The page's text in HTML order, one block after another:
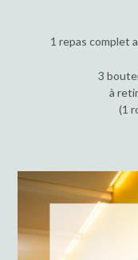
1 repas complet
3
à
(1